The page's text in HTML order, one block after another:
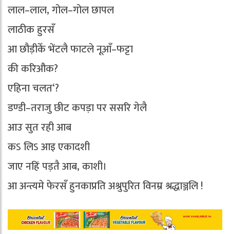
लाल–लाल, गोल–गोल छापल
लाठीक हुरसँ
आ छौड़ीकेँ भेंटलै फाटले नूआँ–फट्टा
की करिऔक?
एहिना चलत‘?
डण्डी–तराजु छीट कपड़ा पर ससरि गेलै
आउ सुत रही आब
कऽ लिऽ आइ एकादशी
जाए नहिं पड़तै आब, काशी।
आ अन्त्यमे फेरसँ हुनकाप्रति अश्रुपुरित विनम्र श्रद्धाञ्जलि !